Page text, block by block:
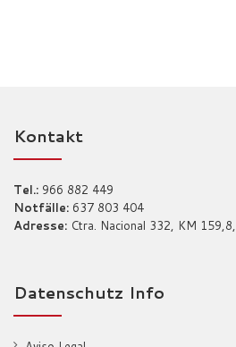
Kontakt
Tel.: 966 882 449
Notfälle: 637 803 404
Adresse: Ctra. Nacional 332, KM 159,8,
Datenschutz Info